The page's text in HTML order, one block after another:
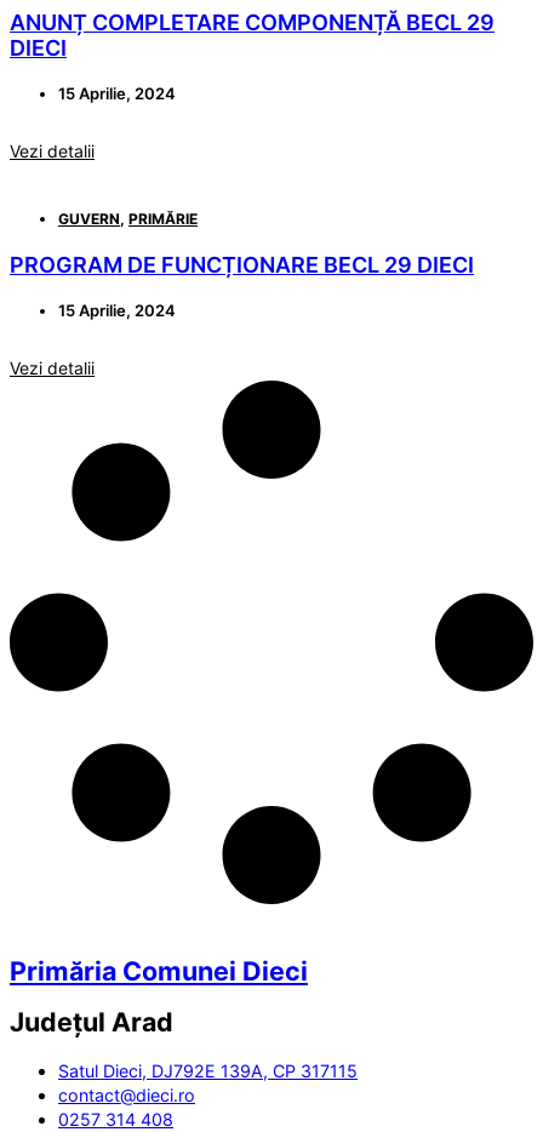
ANUNȚ COMPLETARE COMPONENȚĂ BECL 29
DIECI
15 Aprilie, 2024
Vezi detalii
GUVERN, PRIMĂRIE
PROGRAM DE FUNCȚIONARE BECL 29 DIECI
15 Aprilie, 2024
Vezi detalii
Primăria Comunei Dieci
Județul Arad
Satul Dieci, DJ792E 139A, CP 317115
contact@dieci.ro
0257 314 408